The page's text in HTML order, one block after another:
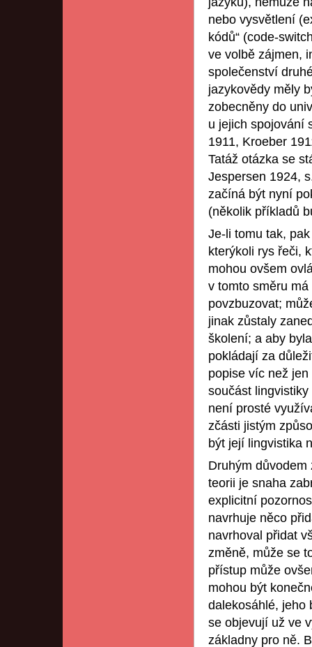
nebo vysvětlení
kódů“ (code-
ve volbě zájmen,
společenství
jazykovědy měly
zobecněny do
u jejich spojování
1911, Kroeber
Tatáž otázka se
Jespersen 1924,
začíná být nyní
(několik příkladů
Je-li tomu tak,
kterýkoli rys řeči,
mohou ovšem
v tomto směru
povzbuzovat;
jinak zůstaly
školení; a aby
pokládají za
popise víc než
součást
není prosté
zčásti jistým
být její lingvistika
Druhým
teorii je snaha
explicitní
navrhuje něco
navrhoval přidat
změně, může se
přístup může
mohou být
dalekosáhlé, jeho
se objevují už ve
základny pro ně.